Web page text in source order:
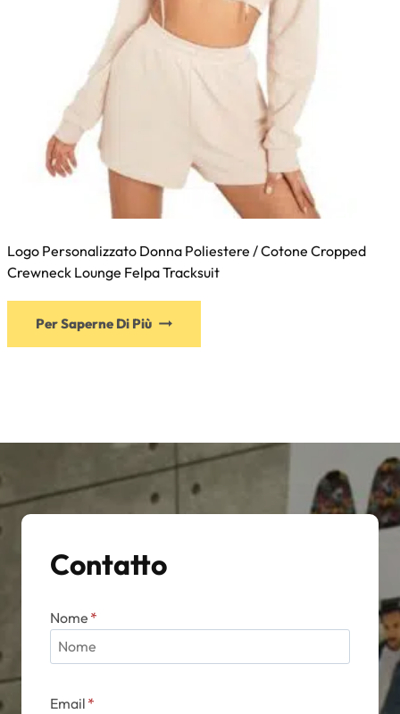
Logo Personalizzato Donna Poliestere / Cotone Cropped
Crewneck Lounge Felpa Tracksuit
Per Saperne Di Più
Contatto
Nome *
Email *